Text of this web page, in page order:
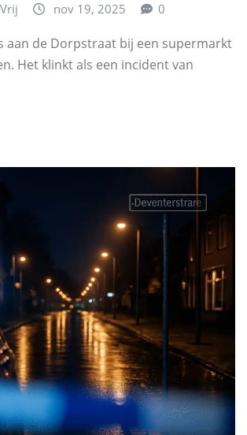
nov 19, 2025 0
aan de Dorpstraat bij een supermarkt
Het klinkt als een incident van